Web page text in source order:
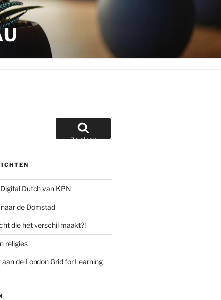
Zoeken
Dutch van KPN
de Domstad
die het verschil maakt?!
religies
de London Grid for Learning